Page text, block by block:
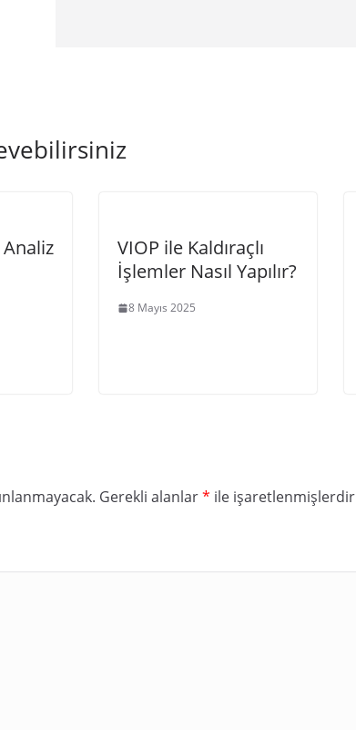
VIOP ile Kaldıraçlı
İşlemler Nasıl Yapılır?
8 Mayıs 2025
Gerekli alanlar* ile işaretlenmişlerdir